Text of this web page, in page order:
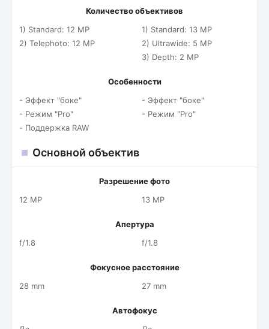
Количество объективов
1) Standard: 12 MP
2) Telephoto: 12 MP
1) Standard: 13 MP
2) Ultrawide: 5 MP
3) Depth: 2 MP
Особенности
- Эффект "боке"
- Режим "Pro"
- Поддержка RAW
- Эффект "боке"
- Режим "Pro"
Основной объектив
Разрешение фото
12 MP
13 MP
Апертура
f/1.8
f/1.8
Фокусное расстояние
28 mm
27 mm
Автофокус